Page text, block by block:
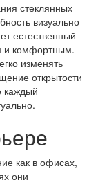
стеклянных
визуально
естественный
и комфортным.
изменять
открытости
каждый
как в офисах,
они